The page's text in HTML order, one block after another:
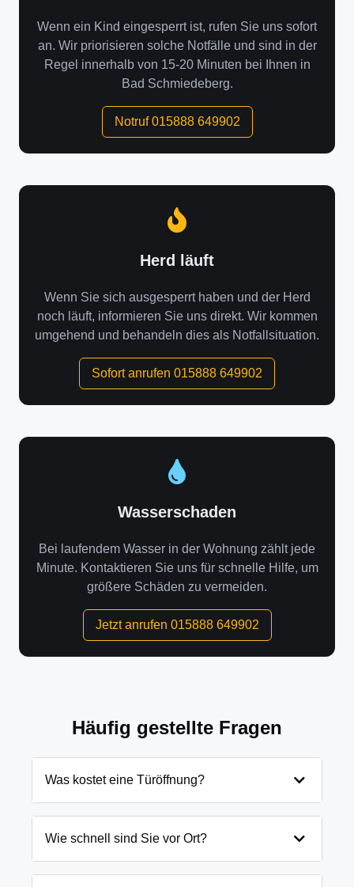
Wenn ein Kind eingesperrt ist, rufen Sie uns sofort
an. Wir priorisieren solche Notfälle und sind in der
Regel innerhalb von 15-20 Minuten bei Ihnen in
Bad Schmiedeberg.
Notruf 015888 649902
Herd läuft
Wenn Sie sich ausgesperrt haben und der Herd
noch läuft, informieren Sie uns direkt. Wir kommen
umgehend und behandeln dies als Notfallsituation.
Sofort anrufen 015888 649902
Wasserschaden
Bei laufendem Wasser in der Wohnung zählt jede
Minute. Kontaktieren Sie uns für schnelle Hilfe, um
größere Schäden zu vermeiden.
Jetzt anrufen 015888 649902
Häufig gestellte Fragen
Was kostet eine Türöffnung?
Schmiedeberg hängen von verschiedenen
Wie schnell sind Sie vor Ort?